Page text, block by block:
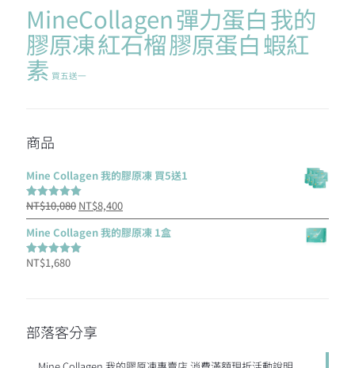
MineCollagen彈力蛋白我的
膠原凍紅石榴膠原蛋白蝦紅
素 買五送一
商品
Mine Collagen 我的膠原凍 買5送1
評分5.00
NT$10,080 原
始
價
NT$8,400目
前
Mine Collagen 我的膠原凍 1盒
評分 5.00
NT$1,680
部落客分享